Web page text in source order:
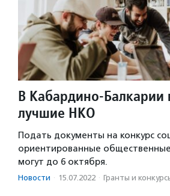
В Кабардино-Балкарии
лучшие НКО
Подать документы на конкурс
ориентированные
могут до 6 октября.
Новости · 15.07.2022 · Гранты и